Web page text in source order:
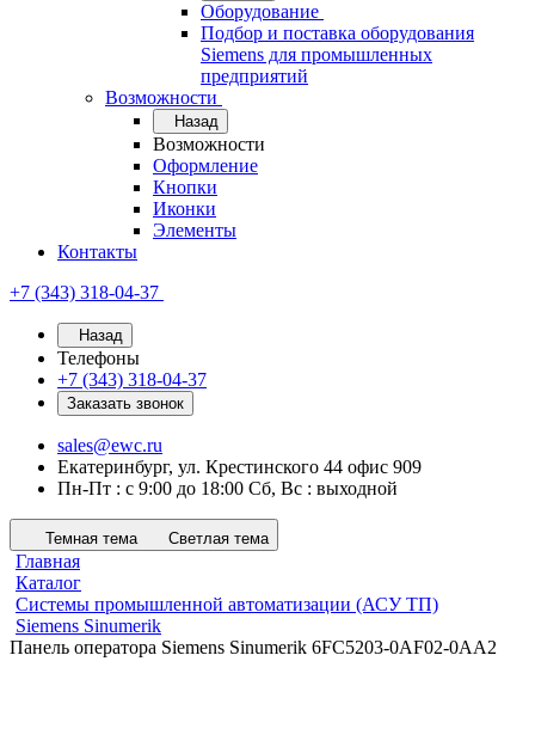
Оборудование
Подбор и поставка оборудования
Siemens для промышленных
предприятий
Возможности
Назад
Возможности
Оформление
Кнопки
Иконки
Элементы
Контакты
+7 (343) 318-04-37
Назад
Телефоны
+7 (343) 318-04-37
Заказать звонок
sales@ewc.ru
Екатеринбург, ул. Крестинского 44 офис 909
Пн-Пт : с 9:00 до 18:00 Сб, Вс : выходной
Темная тема Светлая тема
Главная
Каталог
Системы промышленной автоматизации (АСУ ТП)
Siemens Sinumerik
Панель оператора Siemens Sinumerik 6FC5203-0AF02-0AA2